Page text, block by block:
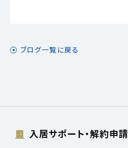
ブログ一覧に戻る
入居サポート・解約申請